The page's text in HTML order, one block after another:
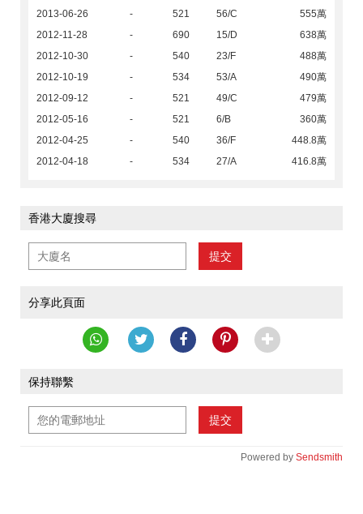
2013-06-26
- 521 56/C
555萬
2012-11-28
- 690 15/D
638萬
2012-10-30
- 540 23/F
488萬
2012-10-19
- 534 53/A
490萬
2012-09-12
- 521 49/C
479萬
2012-05-16
- 521 6/B
360萬
2012-04-25
- 540 36/F
448.8萬
2012-04-18
- 534 27/A 416.8萬
香港大廈搜尋
提交
分享此頁面
保持聯繫
提交
Powered by Sendsmith